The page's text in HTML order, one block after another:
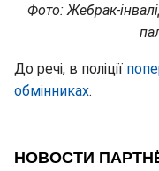
Фото: Жебрак-
До речі, в поліції
обмінниках.